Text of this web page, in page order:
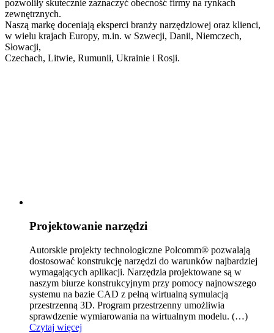
pozwoliły skutecznie zaznaczyć obecność firmy na rynkach
zewnętrznych.
Naszą markę doceniają eksperci branży narzędziowej oraz klienci,
w wielu krajach Europy, m.in. w Szwecji, Danii, Niemczech,
Słowacji,
Czechach, Litwie, Rumunii, Ukrainie i Rosji.
Projektowanie narzędzi
Autorskie projekty technologiczne Polcomm® pozwalają
dostosować konstrukcję narzędzi do warunków najbardziej
wymagających aplikacji. Narzędzia projektowane są w
naszym biurze konstrukcyjnym przy pomocy najnowszego
systemu na bazie CAD z pełną wirtualną symulacją
przestrzenną 3D. Program przestrzenny umożliwia
sprawdzenie wymiarowania na wirtualnym modelu. (…)
Czytaj więcej